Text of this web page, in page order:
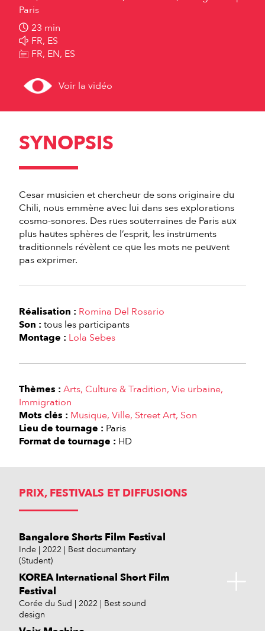
Paris
23 min
FR, ES
FR, EN, ES
Voir la vidéo
SYNOPSIS
Cesar musicien et chercheur de sons originaire du
Chili, nous emmène avec lui dans ses explorations
cosmo-sonores. Des rues souterraines de Paris aux
plus hautes sphères de l’esprit, les instruments
traditionnels révèlent ce que les mots ne peuvent
pas exprimer.
Réalisation : Romina Del Rosario
Son : tous les participants
Montage : Lola Sebes
Thèmes : Arts Culture & Tradition Vie urbaine
Immigration
Mots clés : Musique Ville Street Art Son
Lieu de tournage : Paris
Format de tournage : HD
PRIX, FESTIVALS ET DIFFUSIONS
Bangalore Shorts Film Festival
Inde 2022
Best documentary
(Student)
KOREA International Short Film
Festival
Corée du Sud 2022
Best sound
design